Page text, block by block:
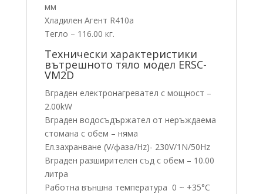
мм
Хладилен Агент R410a
Тегло – 116.00 кг.
Технически характеристики
вътрешното тяло модел ERSC-
VM2D
Вграден електронагревател с мощност –
2.00kW
Вграден водосъдържател от неръждаема
стомана с обем – няма
Ел.захранване (V/фаза/Hz)- 230V/1N/50Hz
Вграден разширителен съд с обем – 10.00
литра
Работна външна температура 0 ~ +35°C